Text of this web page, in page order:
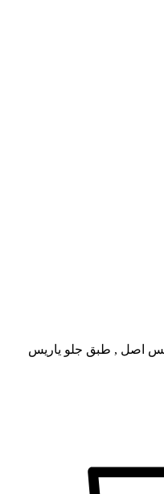
اصل , طبق جلو یاریس